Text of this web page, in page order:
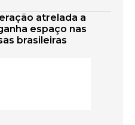
atrelada a
espaço nas
brasileiras